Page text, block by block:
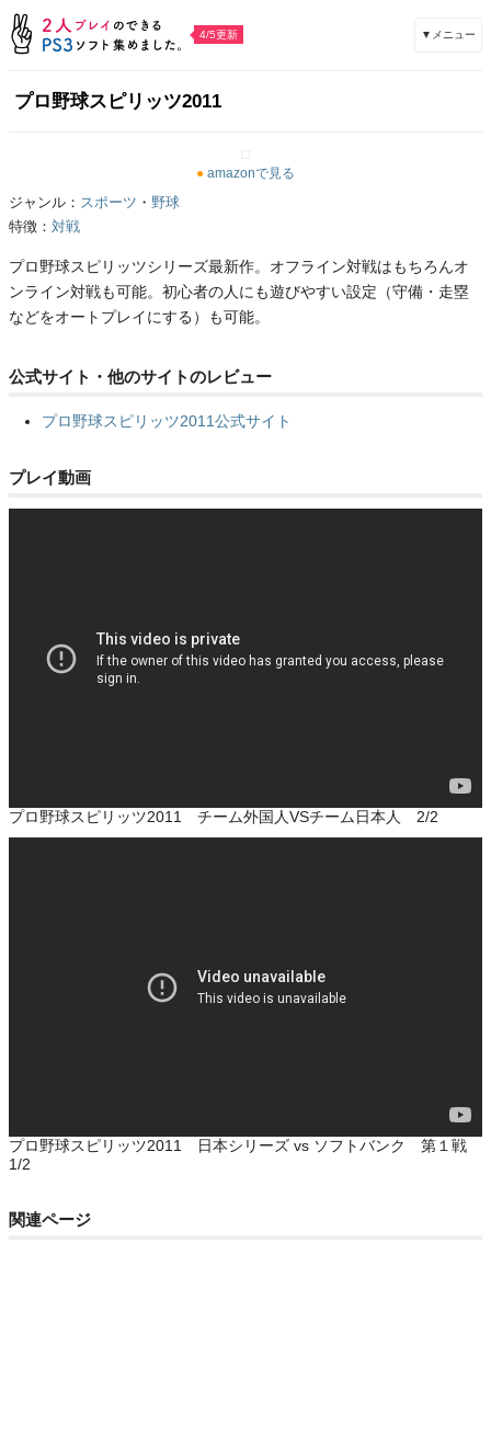
4/5更新 ▼メニュー
プロ野球スピリッツ2011
● amazonで見る
ジャンル： スポーツ ・ 野球
特徴： 対戦
プロ野球スピリッツシリーズ最新作。オフライン対戦はもちろんオ
ンライン対戦も可能。初心者の人にも遊びやすい設定（守備・走塁
などをオートプレイにする）も可能。
公式サイト・他のサイトのレビュー
プロ野球スピリッツ2011公式サイト
プレイ動画
プロ野球スピリッツ2011 チーム外国人VSチーム日本人 2/2
プロ野球スピリッツ2011 日本シリーズ vs ソフトバンク 第１戦
1/2
関連ページ